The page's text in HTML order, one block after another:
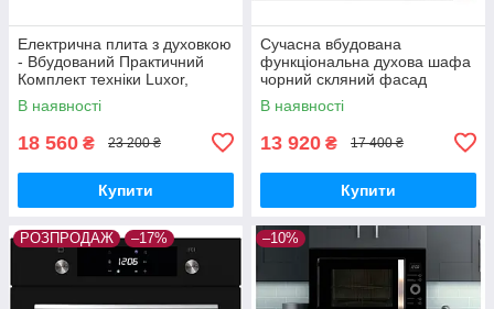
Електрична плита з духовкою
- Вбудований Практичний
Комплект техніки Luxor,
Німеччина
В наявності
18 560 ₴ 23 200 ₴
Купити
Сучасна вбудована
функціональна духова шафа
чорний скляний фасад
LUXOR FR 1079 BK
Німеччина
В наявності
13 920 ₴ 17 400 ₴
Купити
РОЗПРОДАЖ –17% –10%